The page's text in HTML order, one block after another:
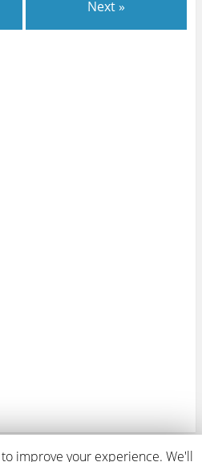
Next »
improve your experience. We'll